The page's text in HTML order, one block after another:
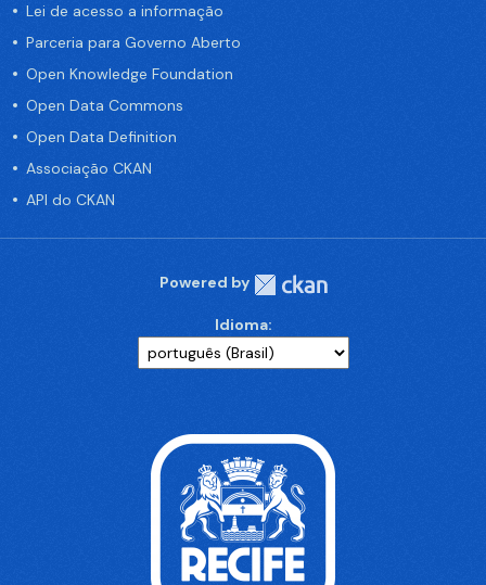
Lei de acesso a informação
Parceria para Governo Aberto
Open Knowledge Foundation
Open Data Commons
Open Data Definition
Associação CKAN
API do CKAN
Powered by
Idioma